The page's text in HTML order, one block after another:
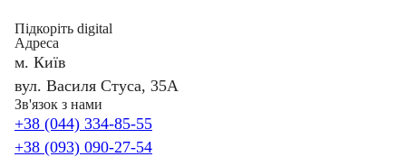
Підкоріть digital
Адреса
м. Київ
вул. Василя Стуса, 35А
Зв'язок з нами
+38 (044) 334-85-55
+38 (093) 090-27-54